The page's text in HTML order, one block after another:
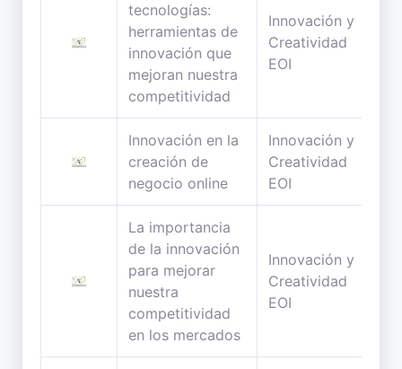
tecnologías:
herramientas de
innovación que
mejoran nuestra
competitividad
Innovación y
Creatividad
EOI
Innovación en la
creación de
negocio online
Innovación y
Creatividad
EOI
La importancia
de la innovación
para mejorar
nuestra
competitividad
en los mercados
Innovación y
Creatividad
EOI